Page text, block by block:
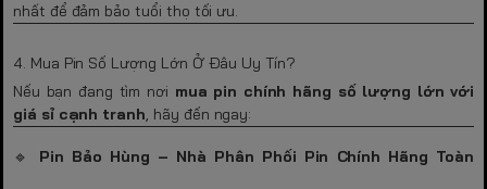
nhất để đảm bảo tuổi thọ tối ưu.
4. Mua Pin Số Lượng Lớn Ở Đâu Uy Tín?
Nếu bạn đang tìm nơi mua pin chính hãng số lượng lớn với
giá sỉ cạnh tranh, hãy đến ngay:
🔹 Pin Bảo Hùng – Nhà Phân Phối Pin Chính Hãng Toàn